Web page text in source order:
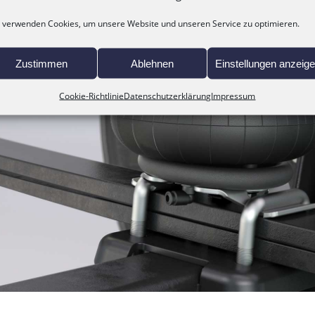
verwenden Cookies, um unsere Website und unseren Service zu optimieren.
Zustimmen Ablehnen Einstellungen
Cookie-RichtlinieDatenschutzerklärungImpressum